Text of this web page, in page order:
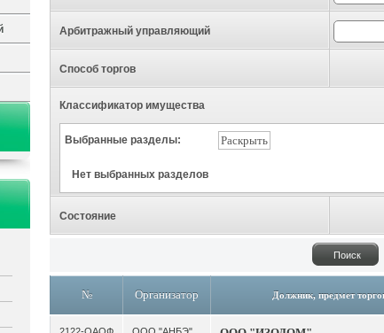
Арбитражный управляющий
Способ торгов
Классификатор имущества
Выбранные разделы: Раскрыть
Нет выбранных разделов
Состояние
№ Организатор Должник, предмет